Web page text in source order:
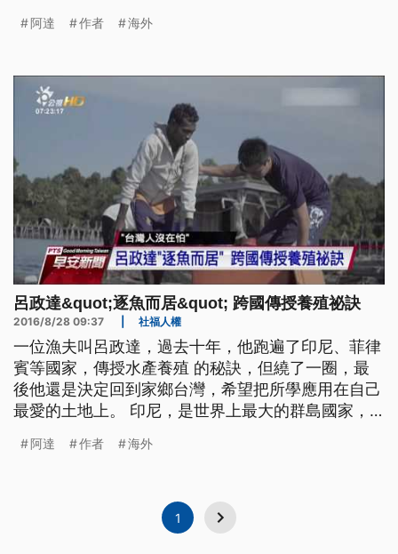
達，大家都叫他阿達，小時候愛吃魚，長大念水產養
訣。 ==跨國水產養殖工作者 呂政達== 從國中的時
候 有相當的
阿達 作者 海外
呂政達&quot;逐魚而居&quot; 跨國傳授養殖祕訣
2016/8/28 09:37 社福人權
一位漁夫叫呂政達，過去十年，他跑遍了印尼、菲律
賓等國家，傳授水產養殖 的秘訣，但繞了一圈，最
後他還是決定回到家鄉台灣，希望把所學應用在自己
最愛的土地上。 印尼，是世界上最大的群島國家，
達，大家都叫他阿達，小時候愛吃魚，長大念水產養
阿達 作者 海外
1